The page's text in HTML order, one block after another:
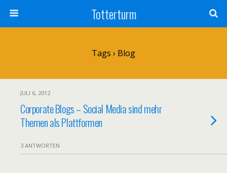
Totterturm
Tags › Blog
JULI 6, 2012
Corporate Blogs – Social Media sind mehr
Themen als Plattformen
3 ANTWORTEN